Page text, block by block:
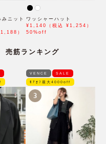
ニット
）
ワッシャーハット
¥1,140（税込 ¥1,254）
50%off
売筋ランキング
VENCE SALE
ﾓｱｵﾌ最大4000off
3